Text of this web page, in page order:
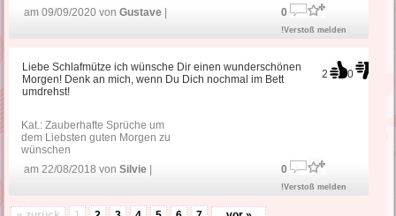
am 09/09/2020 vonGustave 0
!Verstoß melden
2 0
Liebe Schlafmütze ich wünsche Dir einen wunderschönen
Morgen! Denk an mich, wenn Du Dich nochmal im Bett
umdrehst!
Kat.:Zauberhafte Sprüche um
dem Liebsten guten Morgen zu
wünschen
am 22/08/2018 vonSilvie 0
!Verstoß melden